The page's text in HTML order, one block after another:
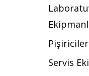
Pişiriciler
Servis